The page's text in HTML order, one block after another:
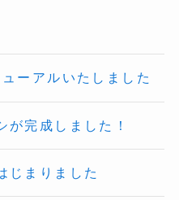
ーアルいたしました
が完成しました！
じまりました